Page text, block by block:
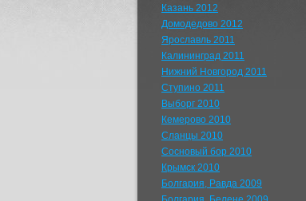
Казань 2012
Домодедово 2012
Ярославль 2011
Калининград 2011
Нижний Новгород 2011
Ступино 2011
Выборг 2010
Кемерово 2010
Сланцы 2010
Сосновый бор 2010
Крымск 2010
Болгария, Равда 2009